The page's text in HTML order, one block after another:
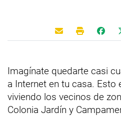
Imagínate quedarte casi
a Internet en tu casa. Esto
viviendo los vecinos de
Colonia Jardín y